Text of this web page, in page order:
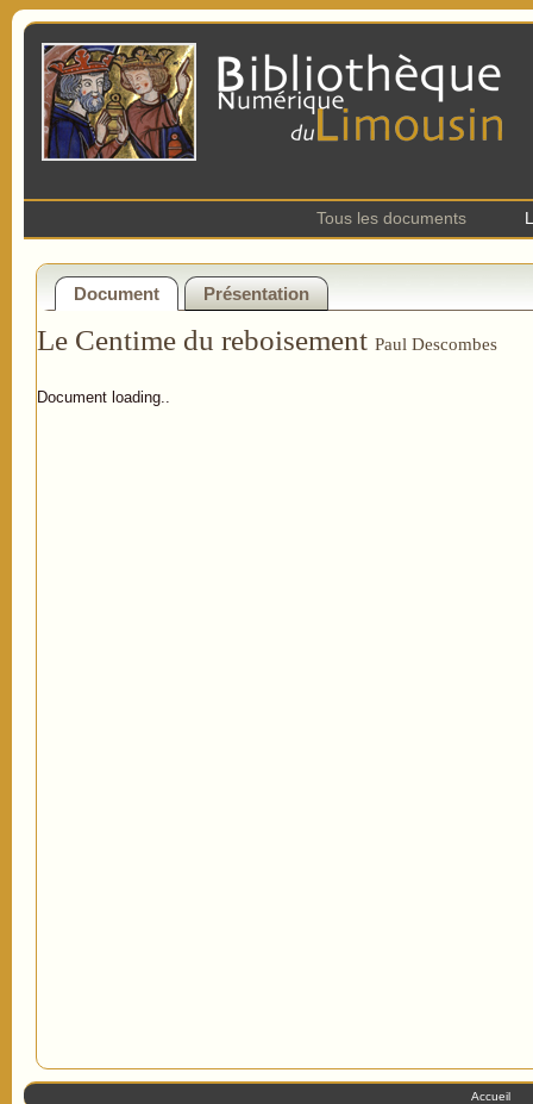
Tous les documents
Document Présentation
Le Centime du reboisement Paul Descombes
Document loading..
Accueil